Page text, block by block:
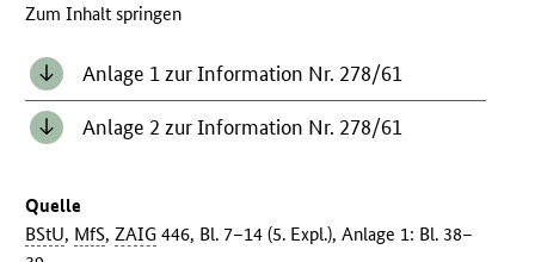
Zum Inhalt springen
Anlage 1 zur Information Nr. 278/61
Anlage 2 zur Information Nr. 278/61
Quelle
BStU, MfS,ZAIG 446, Bl. 7–14 (5. Expl.), Anlage 1: Bl. 38–